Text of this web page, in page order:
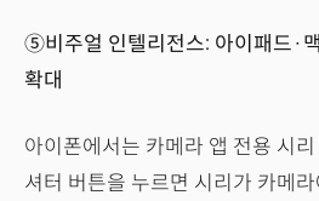
⑤비주얼 인텔리전스: 아이패드·
확대
아이폰에서는 카메라 앱 전용 시
셔터 버튼을 누르면 시리가 카메